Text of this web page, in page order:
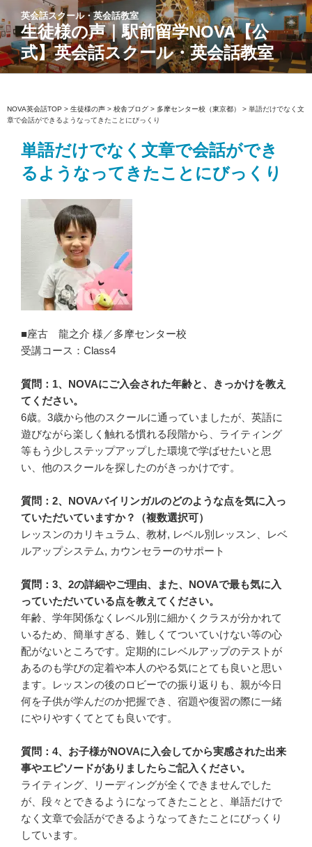
ン
テ
ン
ツ
ス
キ
英会話スクール・英会話教室
生徒様の声｜駅前留学NOVA【公
式】英会話スクール・英会話教室
NOVA英会話TOP > 生徒様の声 > 校舎ブログ > 多摩センター校（東京都） > 単語だけでなく文
章で会話ができるようなってきたことにびっくり
単語だけでなく文章で会話ができ
るようなってきたことにびっくり
■座古 龍之介 様／多摩センター校
受講コース：Class4
質問：1、NOVAにご入会された年齢と、きっかけを教え
てください。
6歳。3歳から他のスクールに通っていましたが、英語に
遊びながら楽しく触れる慣れる段階から、ライティング
等もう少しステップアップした環境で学ばせたいと思
い、他のスクールを探したのがきっかけです。
質問：2、NOVAバイリンガルのどのような点を気に入っ
ていただいていますか？（複数選択可）
レッスンのカリキュラム、教材, レベル別レッスン、レベ
ルアップシステム, カウンセラーのサポート
質問：3、2の詳細やご理由、また、NOVAで最も気に入
っていただいている点を教えてください。
年齢、学年関係なくレベル別に細かくクラスが分かれて
いるため、簡単すぎる、難しくてついていけない等の心
配がないところです。定期的にレベルアップのテストが
あるのも学びの定着や本人のやる気にとても良いと思い
ます。レッスンの後のロビーでの振り返りも、親が今日
何を子供が学んだのか把握でき、宿題や復習の際に一緒
にやりやすくてとても良いです。
質問：4、お子様がNOVAに入会してから実感された出来
事やエピソードがありましたらご記入ください。
ライティング、リーディングが全くできませんでした
が、段々とできるようになってきたことと、単語だけで
なく文章で会話ができるようなってきたことにびっくり
しています。